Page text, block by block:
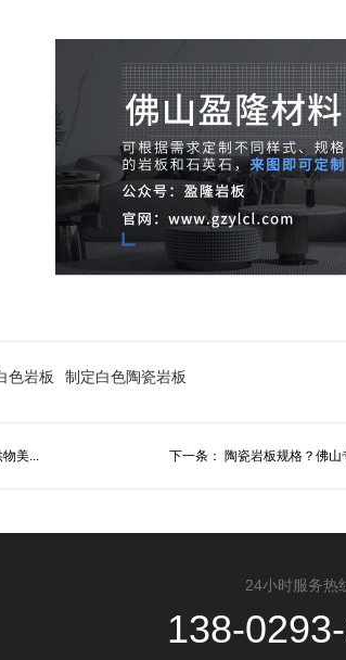
色岩板 制定白色陶瓷岩板
美... 下一条： 陶瓷岩板规格？佛
24小时服务热
138-